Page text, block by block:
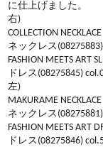
に仕上げました。
右)
COLLECTION NECKLACE
ネックレス
FASHION MEETS ART
ドレス(08275845)
左)
MAKURAME NECKLACE
ネックレス
FASHION MEETS ART
ドレス(08275846)